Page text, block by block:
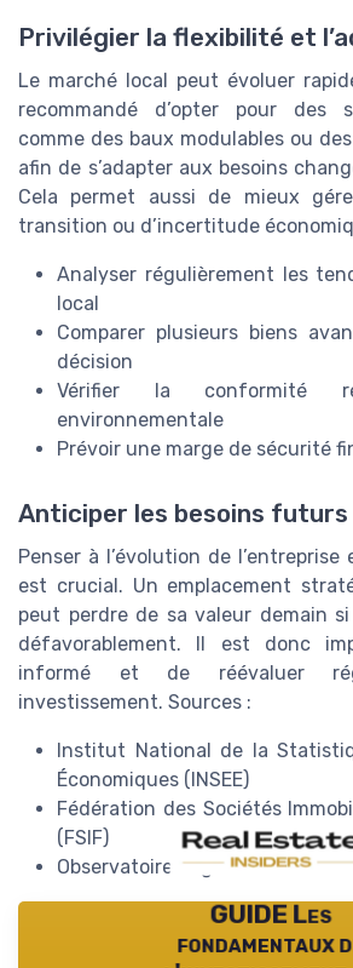
Privilégier la flexibilité et
Le marché local peut évoluer
recommandé d’opter pour des
comme des baux modulables ou
afin de s’adapter aux besoins
Cela permet aussi de mieux
transition ou d’incertitude
Analyser régulièrement les
local
Comparer plusieurs biens
décision
Vérifier la conformité
environnementale
Prévoir une marge de sécurité
Anticiper les besoins futurs
Penser à l’évolution de
est crucial. Un emplacement
peut perdre de sa valeur demain
défavorablement. Il est donc
informé et de réévaluer
investissement. Sources :
Institut National de la
Économiques (INSEE)
Fédération des Sociétés
(FSIF)
Observatoire Régional de
GUIDE Les
fondamentaux